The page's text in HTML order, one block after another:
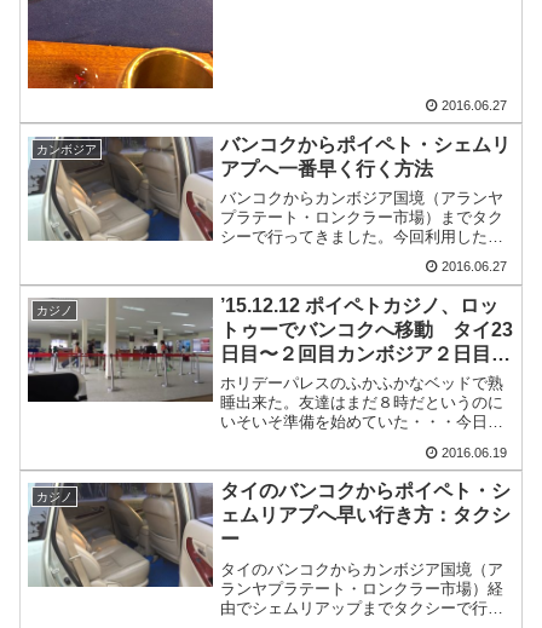
2016.06.27
カンボジア
バンコクからポイペト・シェムリ
アプへ一番早く行く方法
バンコクからカンボジア国境（アランヤ
プラテート・ロンクラー市場）までタク
シーで行ってきました。今回利用したの
はThai call taxi料金はセダンカーで3,200
バーツでした。あらかじめ予約が必要な
のでネットから予約。深夜２時着にもか
か...
2016.06.27
カジノ
’15.12.12 ポイペトカジノ、ロッ
トゥーでバンコクへ移動 タイ23
日目〜２回目カンボジア２日目
（世界一周3ヶ月と12日目）
ホリデーパレスのふかふかなベッドで熟
睡出来た。友達はまだ８時だというのに
いそいそ準備を始めていた・・・今日も
てら、ホリデーパレスのカジノに降りて
いき、ブラックジャック（BJ）をやろう
とするも、１卓しかない...
2016.06.19
カジノ
タイのバンコクからポイペト・シ
ェムリアプへ早い行き方：タクシ
ー
タイのバンコクからカンボジア国境（ア
ランヤプラテート・ロンクラー市場）経
由でシェムリアップまでタクシーで行っ